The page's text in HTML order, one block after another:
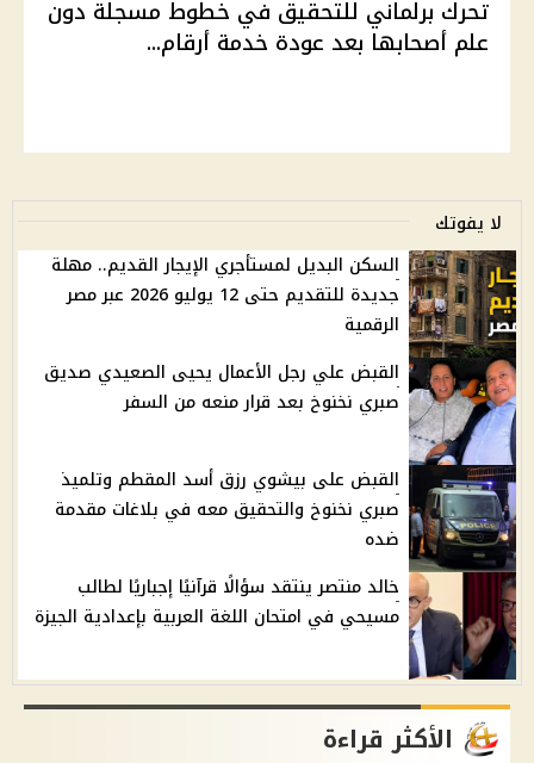
تحرك برلماني للتحقيق في خطوط مسجلة دون
علم أصحابها بعد عودة خدمة أرقام...
لا يفوتك
السكن البديل لمستأجري الإيجار القديم.. مهلة
جديدة للتقديم حتى 12 يوليو 2026 عبر مصر
الرقمية
القبض علي رجل الأعمال يحيى الصعيدي صديق
صبري نخنوخ بعد قرار منعه من السفر
القبض على بيشوي رزق أسد المقطم وتلميذ
صبري نخنوخ والتحقيق معه في بلاغات مقدمة
ضده
خالد منتصر ينتقد سؤالًا قرآنيًا إجباريًا لطالب
مسيحي في امتحان اللغة العربية بإعدادية الجيزة
الأكثر قراءة